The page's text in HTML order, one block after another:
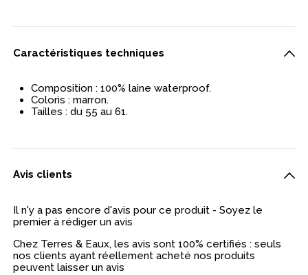
Caractéristiques techniques
Composition : 100% laine waterproof.
Coloris : marron.
Tailles : du 55 au 61.
Avis clients
Il n'y a pas encore d'avis pour ce produit - Soyez le
premier à rédiger un avis
Chez Terres & Eaux, les avis sont 100% certifiés : seuls
nos clients ayant réellement acheté nos produits
peuvent laisser un avis